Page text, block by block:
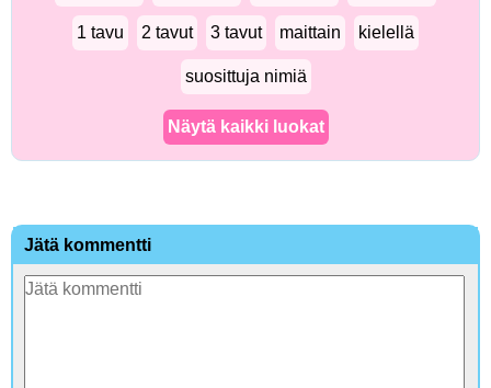
1 tavu 2 tavut 3 tavut maittain kielellä
suosittuja nimiä
Näytä kaikki luokat
Jätä kommentti